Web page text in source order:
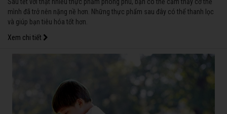
Sau tết với thật nhiều thực phẩm phong phú, bạn có thể cảm thấy cơ thể
mình đã trở nên nặng nề hơn. Những thực phẩm sau đây có thể thanh lọc
và giúp bạn tiêu hóa tốt hơn.
Xem chi tiết